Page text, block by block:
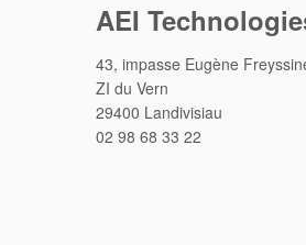
AEI
43, impasse Eugène
ZI du Vern
29400 Landivisiau
02 98 68 33 22